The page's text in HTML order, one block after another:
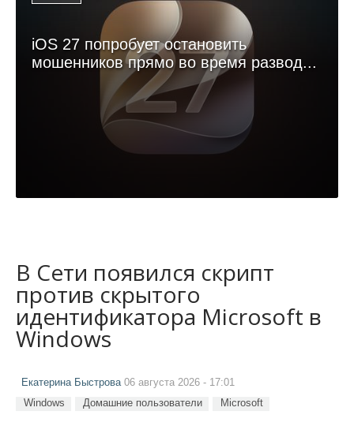
iOS 27 попробует остановить
мошенников прямо во время развод...
В Сети появился скрипт
против скрытого
идентификатора Microsoft в
Windows
Екатерина Быстрова06 августа 2026 - 17:01
Windows Домашние пользователи Microsoft